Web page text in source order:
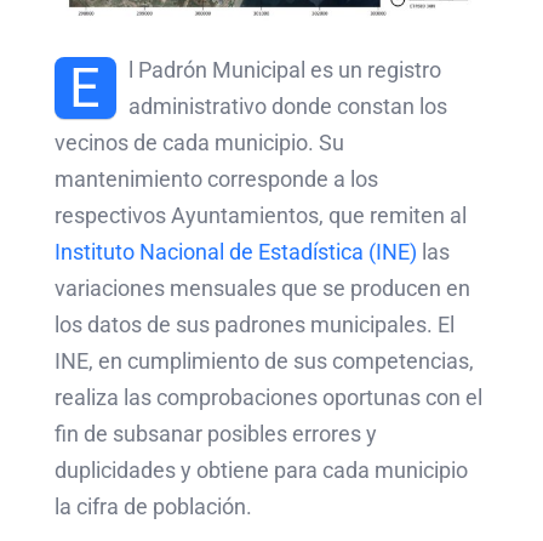
E
l Padrón Municipal es un registro
administrativo donde constan los
vecinos de cada municipio. Su
mantenimiento corresponde a los
respectivos Ayuntamientos, que remiten al
Instituto Nacional de Estadística (INE) las
variaciones mensuales que se producen en
los datos de sus padrones municipales. El
INE, en cumplimiento de sus competencias,
realiza las comprobaciones oportunas con el
fin de subsanar posibles errores y
duplicidades y obtiene para cada municipio
la cifra de población.